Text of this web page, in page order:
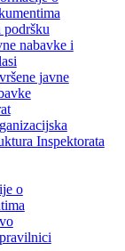
podršku
nabavke i
javne
Inspektorata
o